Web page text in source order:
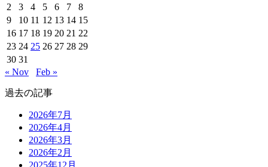
2
3 4 5 6 7
8
9
10 11 12 13 14 15
16 17 18 19 20 21 22
23 24 25 26 27 28 29
30 31
« Nov
Feb »
過去の記事
2026年7月
2026年4月
2026年3月
2026年2月